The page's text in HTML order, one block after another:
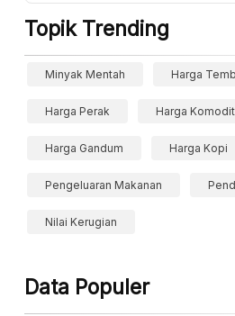
Topik Trending
Minyak Mentah Harga
Harga Perak Harga
Harga Gandum Harga Kopi
Pengeluaran Makanan
Nilai Kerugian
Data Populer